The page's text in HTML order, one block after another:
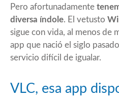
Pero afortunadamente
diversa índole. El vetusto
sigue con vida, al menos de
app que nació el siglo
servicio difícil de igualar.
VLC, esa app